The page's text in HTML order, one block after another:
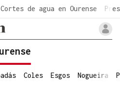
Cortes de agua en Ourense
Coles Esgos Nogueira